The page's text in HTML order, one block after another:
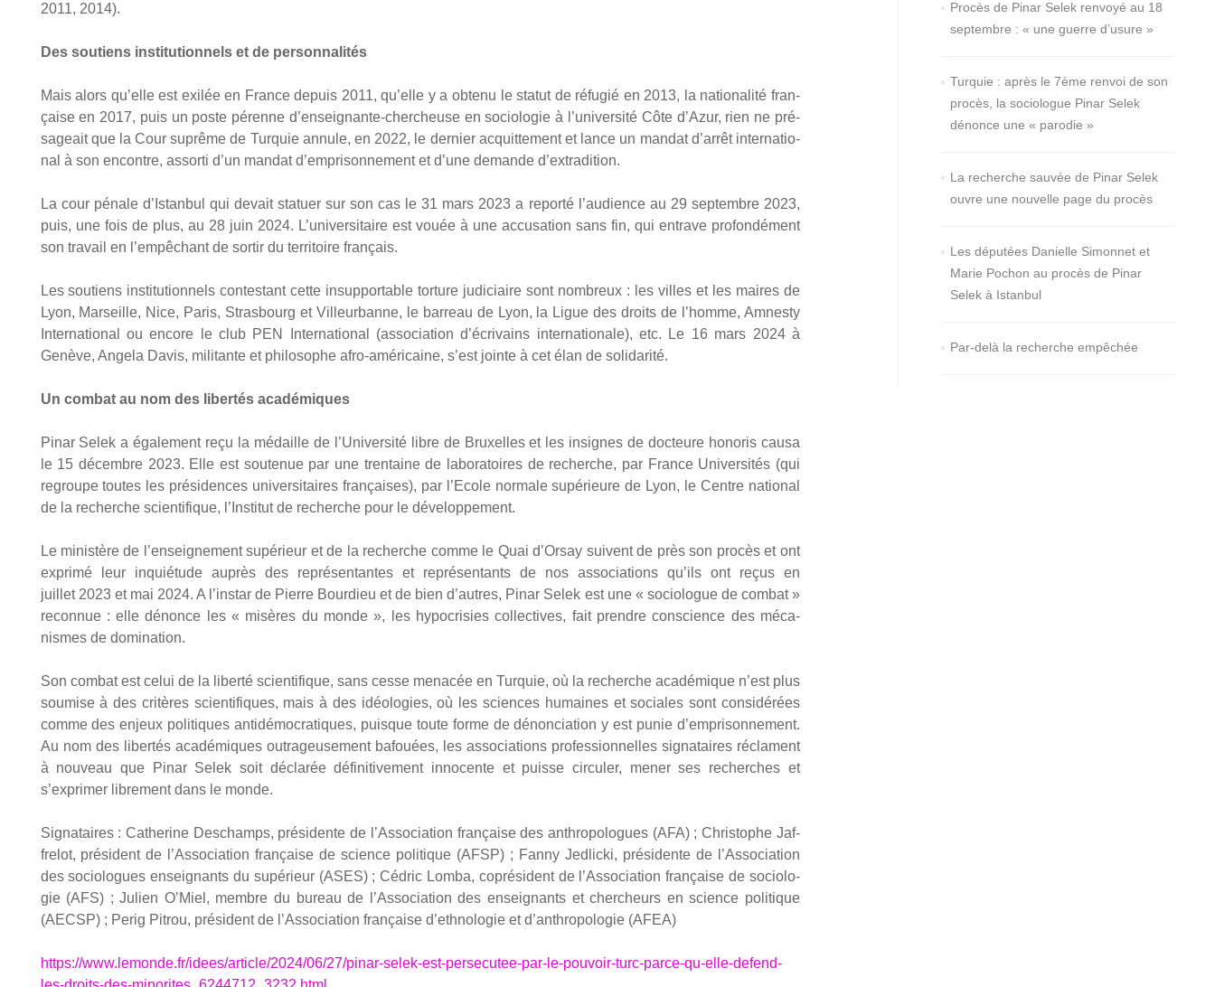
2011, 2014).
Des sou­tiens ins­ti­tu­tion­nels et de per­son­na­li­tés
Mais alors qu’elle est exi­lée en France depuis 2011, qu’elle y a obte­nu le sta­tut de réfu­gié en 2013, la natio­na­li­té fran­
çaise en 2017, puis un poste pérenne d’enseignante-chercheuse en socio­lo­gie à l’université Côte d’Azur, rien ne pré­
sa­geait que la Cour suprême de Tur­quie annule, en 2022, le der­nier acquit­te­ment et lance un man­dat d’arrêt inter­na­tio­
nal à son encontre, assor­ti d’un man­dat d’emprisonnement et d’une demande d’extradition.
La cour pénale d’Istanbul qui devait sta­tuer sur son cas le 31 mars 2023 a repor­té l’audience au 29 sep­tembre 2023,
puis, une fois de plus, au 28 juin 2024. L’universitaire est vouée à une accu­sa­tion sans fin, qui entrave pro­fon­dé­ment
son tra­vail en l’empêchant de sor­tir du ter­ri­toire fran­çais.
Les sou­tiens ins­ti­tu­tion­nels contes­tant cette insup­por­table tor­ture judi­ciaire sont nom­breux : les villes et les maires de
Lyon, Mar­seille, Nice, Paris, Stras­bourg et Vil­leur­banne, le bar­reau de Lyon, la Ligue des droits de l’homme, Amnes­ty
Inter­na­tio­nal ou encore le club PEN Inter­na­tio­nal (asso­cia­tion d’écrivains inter­na­tio­nale), etc. Le 16 mars 2024 à
Genève, Ange­la Davis, mili­tante et phi­lo­sophe afro-amé­ri­caine, s’est jointe à cet élan de soli­da­ri­té.
Un com­bat au nom des liber­tés aca­dé­miques
Pinar Selek a éga­le­ment reçu la médaille de l’Université libre de Bruxelles et les insignes de doc­teure hono­ris cau­sa
le 15 décembre 2023. Elle est sou­te­nue par une tren­taine de labo­ra­toires de recherche, par France Uni­ver­si­tés (qui
regroupe toutes les pré­si­dences uni­ver­si­taires fran­çaises), par l’Ecole nor­male supé­rieure de Lyon, le Centre natio­nal
de la recherche scien­ti­fique, l’Institut de recherche pour le déve­lop­pe­ment.
Le minis­tère de l’enseignement supé­rieur et de la recherche comme le Quai d’Orsay suivent de près son pro­cès et ont
expri­mé leur inquié­tude auprès des repré­sen­tantes et repré­sen­tants de nos asso­cia­tions qu’ils ont reçus en
juillet 2023 et mai 2024. A l’instar de Pierre Bour­dieu et de bien d’autres, Pinar Selek est une « socio­logue de com­bat »
recon­nue : elle dénonce les « misères du monde », les hypo­cri­sies col­lec­tives, fait prendre conscience des méca­
nismes de domi­na­tion.
Son com­bat est celui de la liber­té scien­ti­fique, sans cesse mena­cée en Tur­quie, où la recherche aca­dé­mique n’est plus
sou­mise à des cri­tères scien­ti­fiques, mais à des idéo­lo­gies, où les sciences humaines et sociales sont consi­dé­rées
comme des enjeux poli­tiques anti­dé­mo­cra­tiques, puisque toute forme de dénon­cia­tion y est punie d’emprisonnement.
Au nom des liber­tés aca­dé­miques outra­geu­se­ment bafouées, les asso­cia­tions pro­fes­sion­nelles signa­taires réclament
à nou­veau que Pinar Selek soit décla­rée défi­ni­ti­ve­ment inno­cente et puisse cir­cu­ler, mener ses recherches et
s’exprimer libre­ment dans le monde.
Signa­taires : Cathe­rine Des­champs, pré­si­dente de l’Association fran­çaise des anthro­po­logues (AFA) ; Chris­tophe Jaf­
fre­lot, pré­sident de l’Association fran­çaise de science poli­tique (AFSP) ; Fan­ny Jed­li­cki, pré­si­dente de l’Association
des socio­logues ensei­gnants du supé­rieur (ASES) ; Cédric Lom­ba, copré­sident de l’Association fran­çaise de socio­lo­
gie (AFS) ; Julien O’Miel, membre du bureau de l’Association des ensei­gnants et cher­cheurs en science poli­tique
(AECSP) ; Per­ig Pitrou, pré­sident de l’Association fran­çaise d’ethnologie et d’anthropologie (AFEA)
https://www.lemonde.fr/idees/article/2024/06/27/pinar-selek-est-persecutee-par-le-pouvoir-turc-parce-qu-elle-defend-
Procès de Pinar Selek renvoyé au 18
septembre : « une guerre d’usure »
Turquie : après le 7ème renvoi de son
procès, la sociologue Pinar Selek
dénonce une « parodie »
La recherche sauvée de Pinar Selek
ouvre une nouvelle page du procès
Les députées Danielle Simonnet et
Marie Pochon au procès de Pinar
Selek à Istanbul
Par-delà la recherche empêchée